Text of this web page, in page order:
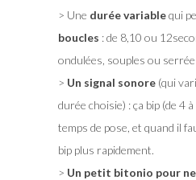
> Une durée variablequi
boucles : de 8,10 ou
ondulées, souples ou
> Un signal sonore(qui
durée choisie) : ça bip (de 4
temps de pose, et quand il
bip plus rapidement.
> Un petit bitonio pour